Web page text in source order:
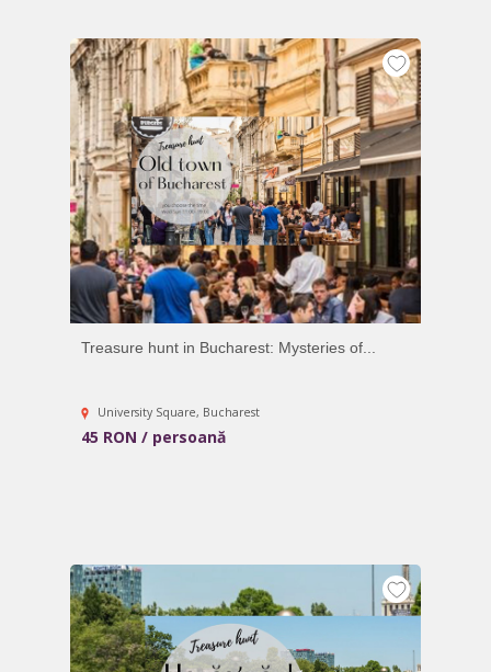
Treasure hunt in Bucharest: Mysteries of...
University Square, Bucharest
45 RON / persoană